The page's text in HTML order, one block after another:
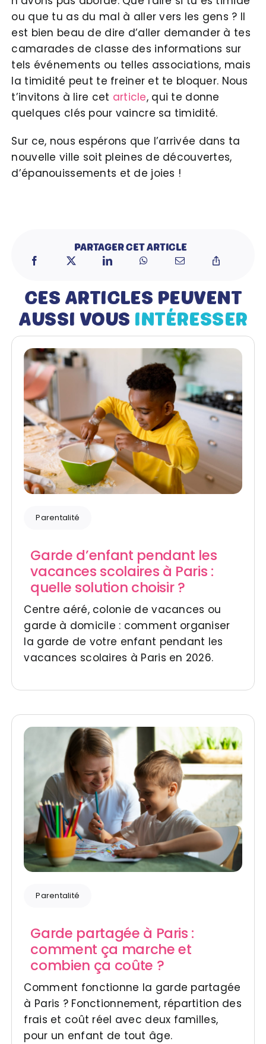
ou que tu as du mal à aller vers les gens ? Il
est bien beau de dire d’aller demander à tes
camarades de classe des informations sur
tels événements ou telles associations, mais
la timidité peut te freiner et te bloquer. Nous
t’invitons à lire cet article, qui te donne
quelques clés pour vaincre sa timidité.
Sur ce, nous espérons que l’arrivée dans ta
nouvelle ville soit pleines de découvertes,
d’épanouissements et de joies !
PARTAGER CET ARTICLE
CES ARTICLES PEUVENT
AUSSI VOUS INTÉRESSER
Parentalité
Garde d’enfant pendant les
vacances scolaires à Paris :
quelle solution choisir ?
Centre aéré, colonie de vacances ou
garde à domicile : comment organiser
la garde de votre enfant pendant les
vacances scolaires à Paris en 2026.
Parentalité
Garde partagée à Paris :
comment ça marche et
combien ça coûte ?
Comment fonctionne la garde partagée
à Paris ? Fonctionnement, répartition des
frais et coût réel avec deux familles,
pour un enfant de tout âge.